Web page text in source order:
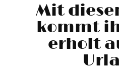
Mit
kommt
erholt